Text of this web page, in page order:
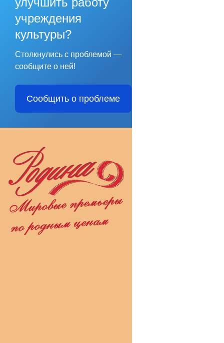
учреждения
культуры?
Столкнулись с проблемой —
сообщите о ней!
Сообщить о проблеме